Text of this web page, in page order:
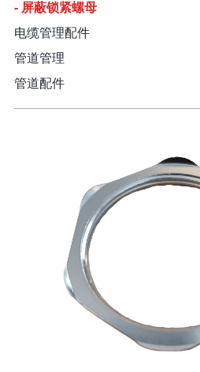
- 屏蔽锁紧螺母
电缆管理配件
管道管理
管道配件